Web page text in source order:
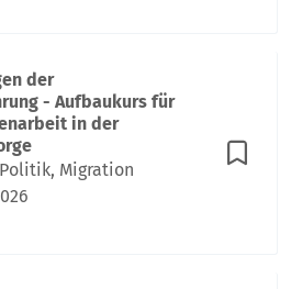
der
- Aufbaukurs für
in der
Migration